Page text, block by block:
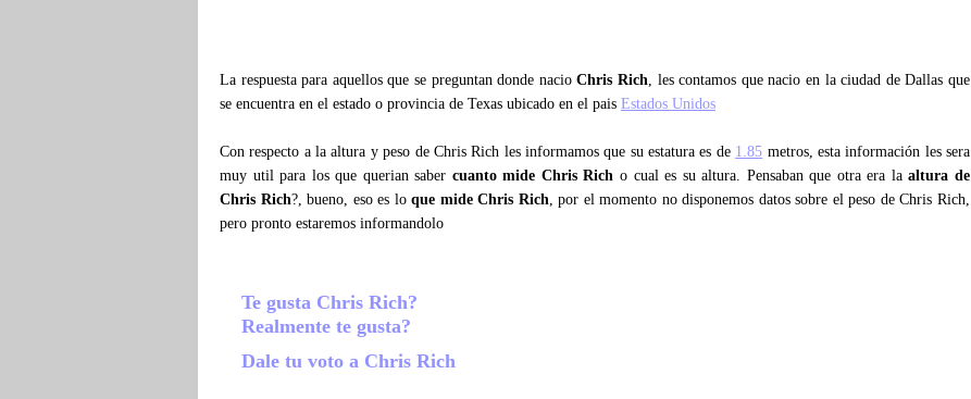
La respuesta para aquellos que se preguntan donde nacioChris Rich, les contamos que nacio en la ciudad de Dallas que
se encuentra en el estado o provincia de Texas ubicado en el pais Estados Unidos
Con respecto a la altura y peso de Chris Rich les informamos que su estatura es de 1.85 metros, esta información les sera
muy util para los que querian saber cuanto mide Chris Rich o cual es su altura. Pensaban que otra era laaltura de
Chris Rich?, bueno, eso es loque mide Chris Rich, por el momento no disponemos datos sobre el peso de Chris Rich,
pero pronto estaremos informandolo
Te gusta Chris Rich?
Realmente te gusta?
Dale tu voto a Chris Rich